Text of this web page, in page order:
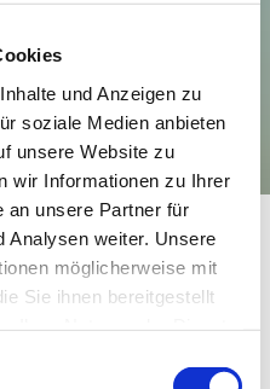
und Anzeigen zu
soziale Medien anbieten
unsere Website zu
wir Informationen zu Ihrer
an unsere Partner für
Analysen weiter. Unsere
möglicherweise mit
Sie ihnen bereitgestellt